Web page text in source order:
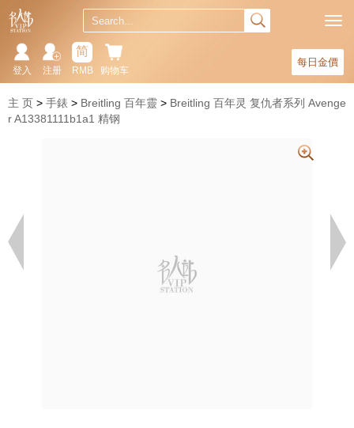
每日金價
购物车
简
RMB
注册
登入
主 页 手錶 Breitling 百年靈
Breitling 百年灵 复仇者系列 Avenge
r A13381111b1a1 精钢